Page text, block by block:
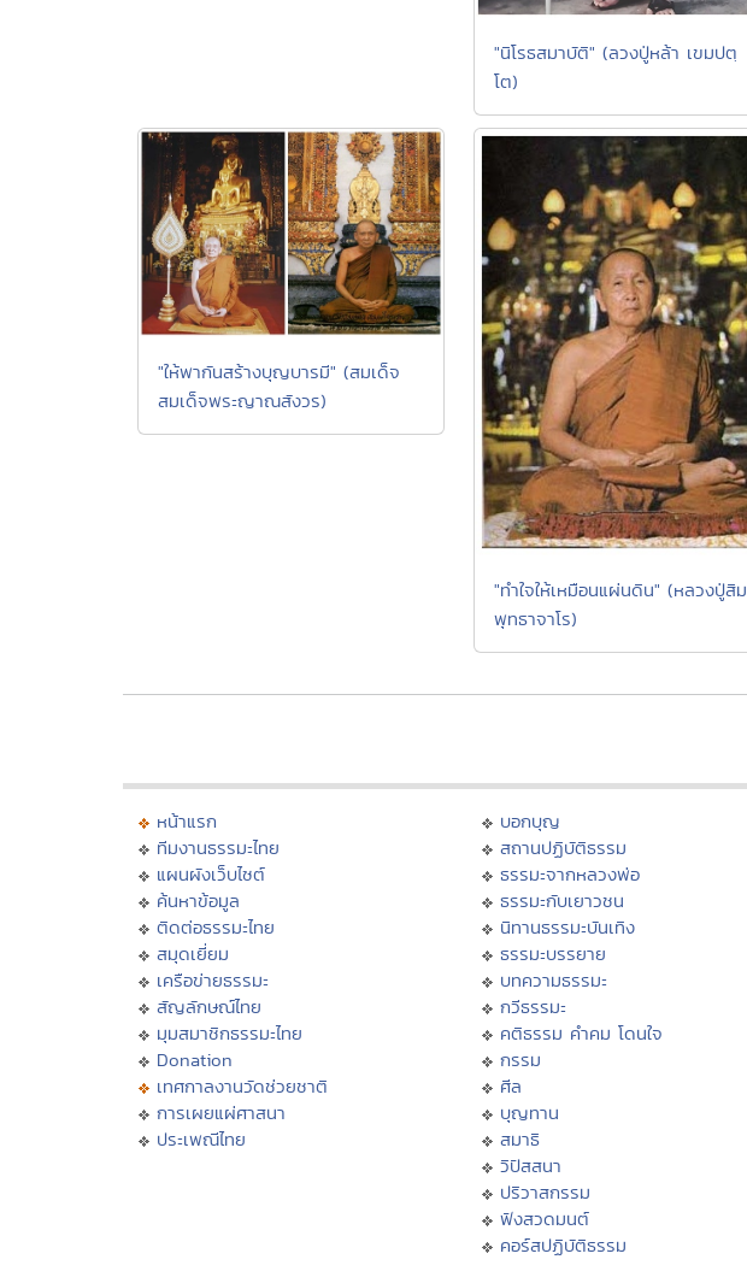
"นิโรธสมาบัติ" (ลวงปู่หล้า เขมปตฺ
โต)
"ให้พากันสร้างบุญบารมี" (สมเด็จ
สมเด็จพระญาณสังวร)
"ทำใจให้เหมือนแผ่นดิน" (หลวงปู่สิม
พุทธาจาโร)
หน้าแรก
ทีมงานธรรมะไทย
แผนผังเว็บไซต์
ค้นหาข้อมูล
ติดต่อธรรมะไทย
สมุดเยี่ยม
เครือข่ายธรรมะ
สัญลักษณ์ไทย
มุมสมาชิกธรรมะไทย
Donation
เทศกาลงานวัดช่วยชาติ
การเผยแผ่ศาสนา
ประเพณีไทย
บอกบุญ
สถานปฏิบัติธรรม
ธรรมะจากหลวงพ่อ
ธรรมะกับเยาวชน
นิทานธรรมะบันเทิง
ธรรมะบรรยาย
บทความธรรมะ
กวีธรรมะ
คติธรรม คำคม โดนใจ
กรรม
ศีล
บุญทาน
สมาธิ
วิปัสสนา
ปริวาสกรรม
ฟังสวดมนต์
คอร์สปฏิบัติธรรม